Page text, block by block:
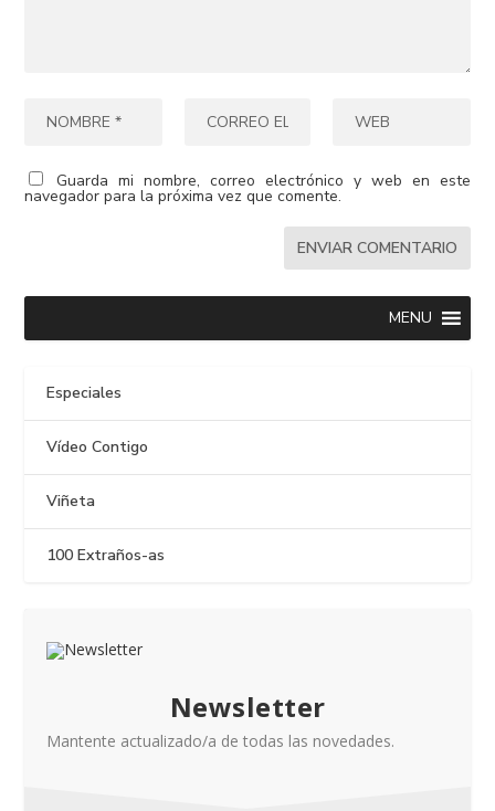
Guarda mi nombre, correo electrónico y web en este
navegador para la próxima vez que comente.
MENU
Especiales
Vídeo Contigo
Viñeta
100 Extraños-as
Newsletter
Mantente actualizado/a de todas las novedades.